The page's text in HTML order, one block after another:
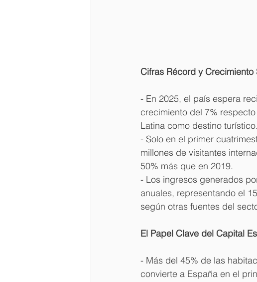
Cifras Récord y Crecimiento
- En 2025, el país espera
crecimiento del 7%
Latina como destino turístico.
- Solo en el primer
millones de visitantes
50% más que en 2019.
- Los ingresos generados
anuales, representando el
según otras fuentes del
El Papel Clave del Capital
- Más del 45% de las
convierte a España en el